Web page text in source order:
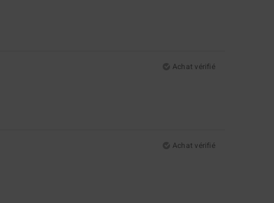
Achat vérifié
Achat vérifié